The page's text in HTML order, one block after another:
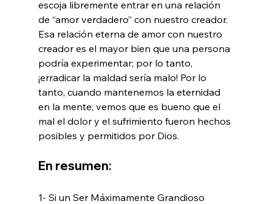
escoja libremente entrar en una relación
de “amor verdadero” con nuestro creador.
Esa relación eterna de amor con nuestro
creador es el mayor bien que una persona
podría experimentar; por lo tanto,
¡erradicar la maldad sería malo! Por lo
tanto, cuando mantenemos la eternidad
en la mente, vemos que es bueno que el
mal el dolor y el sufrimiento fueron hechos
En resumen:
1- Si un Ser Máximamente Grandioso